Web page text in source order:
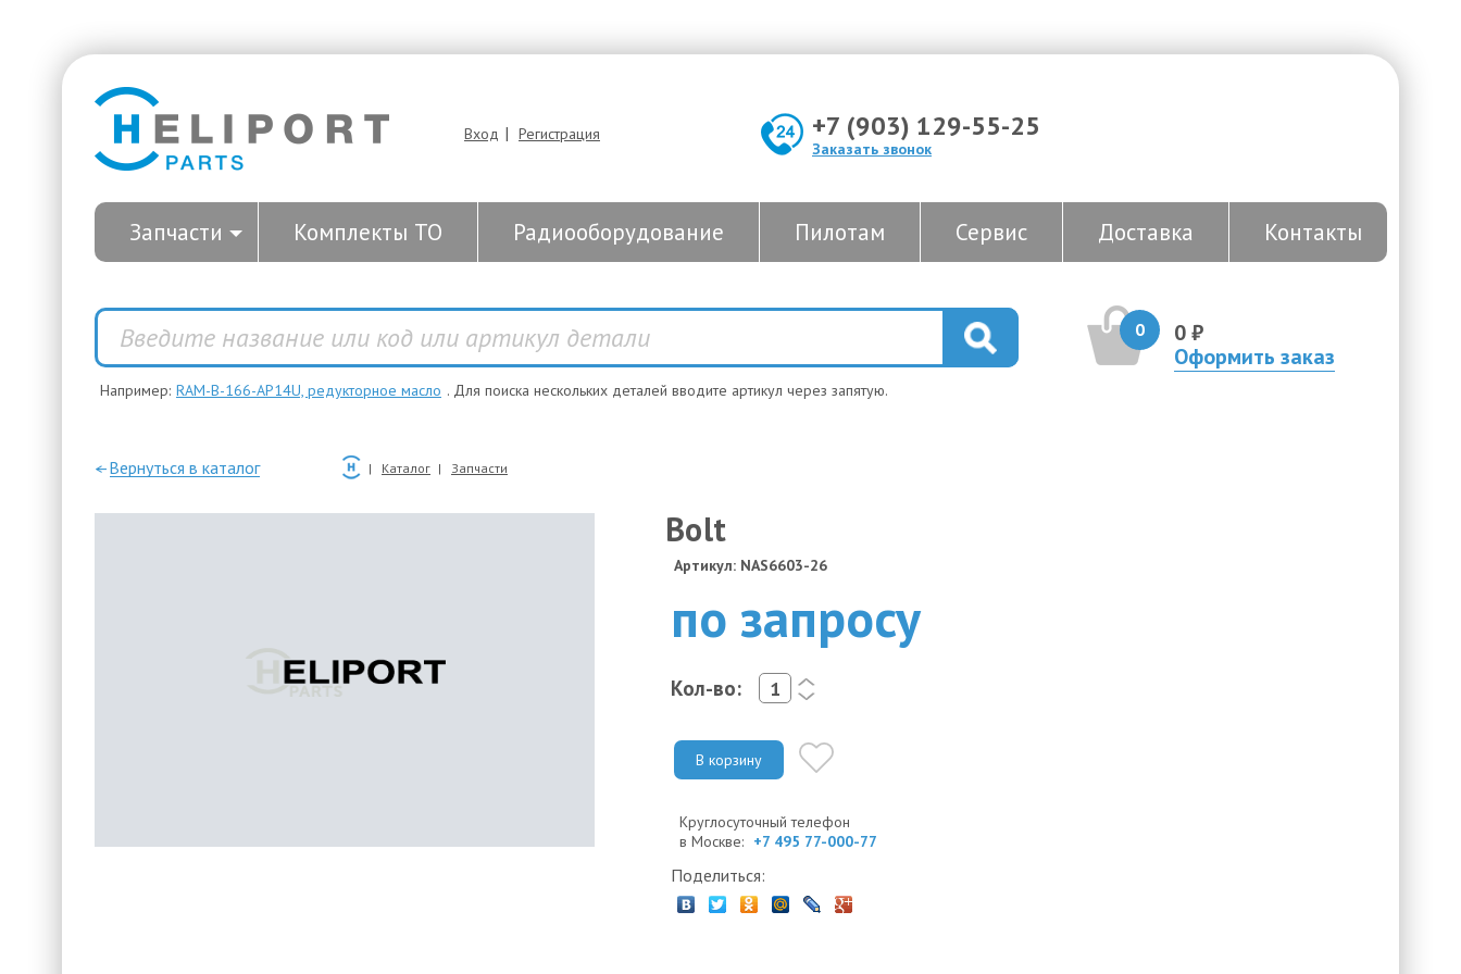
Вход | Регистрация +7 (903) 129-55-25
Заказать звонок
Запчасти Комплекты ТО Радиооборудование Пилотам Сервис Доставка Контакты
0
0 ₽
Оформить заказ
Например: RAM-B-166-AP14U, редукторное масло . Для поиска нескольких деталей вводите артикул через запятую.
—Вернуться в каталог Каталог Запчасти
Bolt
Артикул: NAS6603-26
по запросу
Кол-во:
<
>
В корзину
Круглосуточный телефон
в Москве: +7 495 77-000-77
Поделиться: